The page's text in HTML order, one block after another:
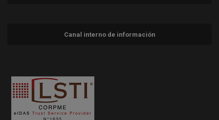
Canal interno de información